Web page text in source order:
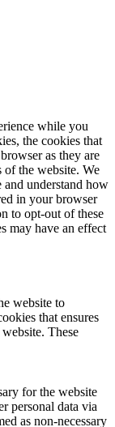
while you
the cookies that
as they are
the website. We
and understand how
in your browser
to opt-out of these
may have an effect
website to
that ensures
These
for the website
personal data via
as non-necessary